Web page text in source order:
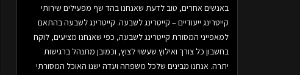
באנשים אחרים, טוב לדעת שאנחנו בהד שף מפעילים שירותי
קייטרינג ייעודיים – קייטרינג לשבעה. קייטרינג לשבעה בהתאם
למאפייני המסורת קייטרינג לשבעה, כפי שאנחנו מציעים, לוקח
בחשבון כל צורך ואילוץ שעשוי לצוץ, וכמובן מתנהל ברגישות
יתרה. אנחנו מבינים שלכל משפחה ועדה ישנו האוכל המסורתי